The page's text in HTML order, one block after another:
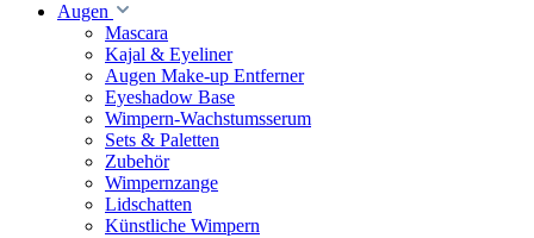
Augen
Mascara
Kajal & Eyeliner
Augen Make-up Entferner
Eyeshadow Base
Wimpern-Wachstumsserum
Sets & Paletten
Zubehör
Wimpernzange
Lidschatten
Künstliche Wimpern